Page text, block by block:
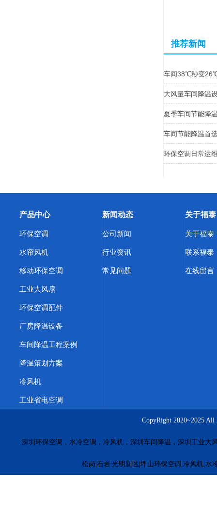
推荐新闻
车间38℃秒变
大风量车间降温
夏季车间节能降
车间节能降温首
环保空调日常运
产品中心
环保空调
水帘风机
移动环保空调
工业大风扇
环保空调配件
厂房降温设备
车间降温工程案例
降温策划方案
冷风机
工业省电空调
新闻动态
公司新闻
行业资讯
常见问题
关于福泰
关于福泰
联系福泰
在线留言
CopyRight 2020~2025
深圳环保空调，水冷空调，冷风机，深圳车间降温，深圳工业大
松岗|石岩|光明新区|坪山环保空调,冷风机,水